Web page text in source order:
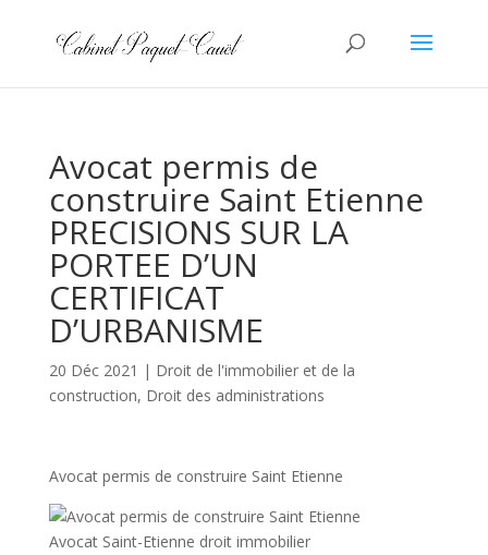
Avocat permis de
construire Saint Etienne
PRECISIONS SUR LA
PORTEE D’UN
CERTIFICAT
D’URBANISME
20 Déc 2021 | Droit de l'immobilier et de la
construction, Droit des administrations
Avocat permis de construire Saint Etienne
Avocat Saint-Etienne droit immobilier